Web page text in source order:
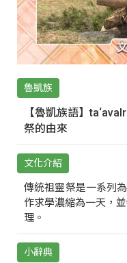
魯凱族
【魯凱族語】
祭的由來
文化介紹
傳統祖靈祭是一系列
作求學濃縮為一天，
理。
小辭典